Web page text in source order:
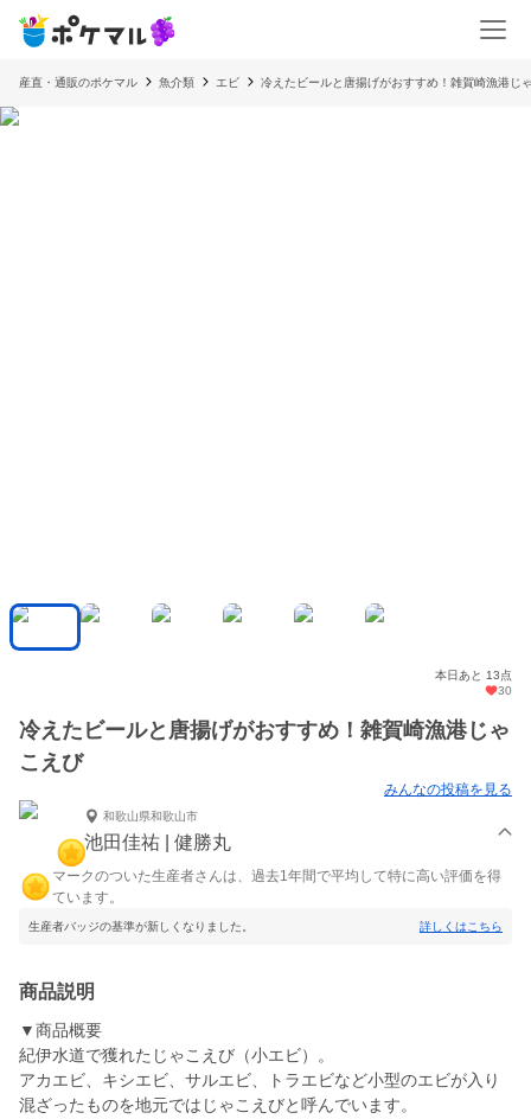
産直・通販のポケマル 魚介類 エビ 冷えたビールと唐揚げがおすすめ！雑賀崎漁港じ
本日あと 13点
30
冷えたビールと唐揚げがおすすめ！雑賀崎漁港じゃ
こえび
みんなの投稿を見る
和歌山県和歌山市
池田佳祐 | 健勝丸
マークのついた生産者さんは、過去1年間で平均して特に高い評価を得
ています。
生産者バッジの基準が新しくなりました。 詳しくはこちら
商品説明
▼商品概要
紀伊水道で獲れたじゃこえび（小エビ）。
アカエビ、キシエビ、サルエビ、トラエビなど小型のエビが入り
混ざったものを地元ではじゃこえびと呼んでいます。